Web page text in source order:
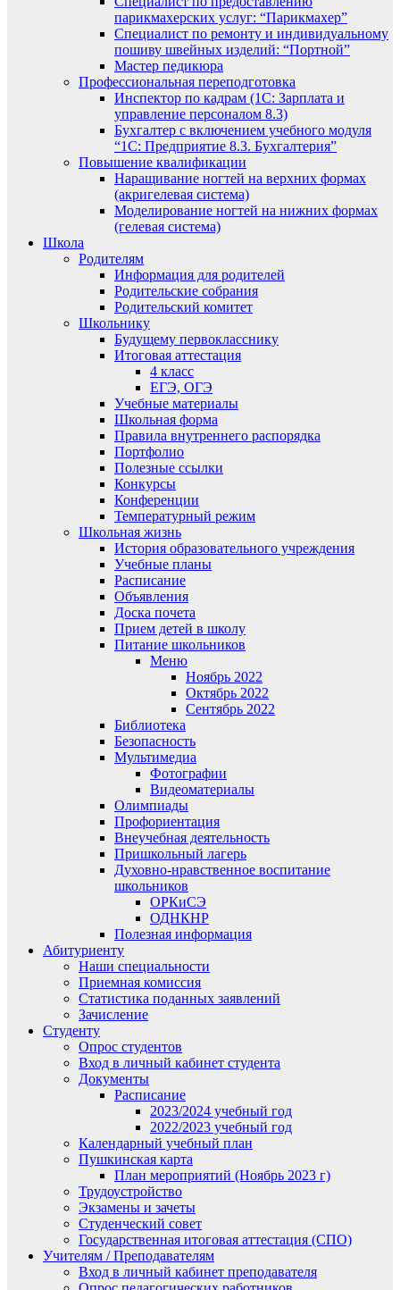
парикмахерских услуг: “Парикмахер”
Специалист по ремонту и индивидуальному
пошиву швейных изделий: “Портной”
Мастер педикюра
Профессиональная переподготовка
Инспектор по кадрам (1С: Зарплата и
управление персоналом 8.3)
Бухгалтер с включением учебного модуля
“1С: Предприятие 8.3. Бухгалтерия”
Повышение квалификации
Наращивание ногтей на верхних формах
(акригелевая система)
Моделирование ногтей на нижних формах
(гелевая система)
Школа
Родителям
Информация для родителей
Родительские собрания
Родительский комитет
Школьнику
Будущему первокласснику
Итоговая аттестация
4 класс
ЕГЭ, ОГЭ
Учебные материалы
Школьная форма
Правила внутреннего распорядка
Портфолио
Полезные ссылки
Конкурсы
Конференции
Температурный режим
Школьная жизнь
История образовательного учреждения
Учебные планы
Расписание
Объявления
Доска почета
Прием детей в школу
Питание школьников
Меню
Ноябрь 2022
Октябрь 2022
Сентябрь 2022
Библиотека
Безопасность
Мультимедиа
Фотографии
Видеоматериалы
Олимпиады
Профориентация
Внеучебная деятельность
Пришкольный лагерь
Духовно-нравственное воспитание
школьников
ОРКиСЭ
ОДНКНР
Полезная информация
Абитуриенту
Наши специальности
Приемная комиссия
Статистика поданных заявлений
Зачисление
Студенту
Опрос студентов
Вход в личный кабинет студента
Документы
Расписание
2023/2024 учебный год
2022/2023 учебный год
Календарный учебный план
Пушкинская карта
План мероприятий (Ноябрь 2023 г)
Трудоустройство
Экзамены и зачеты
Студенческий совет
Государственная итоговая аттестация (СПО)
Учителям / Преподавателям
Вход в личный кабинет преподавателя